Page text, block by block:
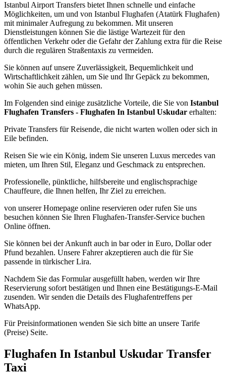
Istanbul Airport Transfers bietet Ihnen schnelle und einfache
Möglichkeiten, um und von Istanbul Flughafen (Atatürk Flughafen)
mit minimaler Aufregung zu bekommen. Mit unseren
Dienstleistungen können Sie die lästige Wartezeit für den
öffentlichen Verkehr oder die Gefahr der Zahlung extra für die Reise
durch die regulären Straßentaxis zu vermeiden.
Sie können auf unsere Zuverlässigkeit, Bequemlichkeit und
Wirtschaftlichkeit zählen, um Sie und Ihr Gepäck zu bekommen,
wohin Sie auch gehen müssen.
Im Folgenden sind einige zusätzliche Vorteile, die Sie von Istanbul
Flughafen Transfers - Flughafen In Istanbul Uskudar erhalten:
Private Transfers für Reisende, die nicht warten wollen oder sich in
Eile befinden.
Reisen Sie wie ein König, indem Sie unseren Luxus mercedes van
mieten, um Ihren Stil, Eleganz und Geschmack zu entsprechen.
Professionelle, pünktliche, hilfsbereite und englischsprachige
Chauffeure, die Ihnen helfen, Ihr Ziel zu erreichen.
von unserer Homepage online reservieren oder rufen Sie uns
besuchen können Sie Ihren Flughafen-Transfer-Service buchen
Online öffnen.
Sie können bei der Ankunft auch in bar oder in Euro, Dollar oder
Pfund bezahlen. Unsere Fahrer akzeptieren auch die für Sie
passende in türkischer Lira.
Nachdem Sie das Formular ausgefüllt haben, werden wir Ihre
Reservierung sofort bestätigen und Ihnen eine Bestätigungs-E-Mail
zusenden. Wir senden die Details des Flughafentreffens per
WhatsApp.
Für Preisinformationen wenden Sie sich bitte an unsere Tarife
(Preise) Seite.
Flughafen In Istanbul Uskudar Transfer
Taxi